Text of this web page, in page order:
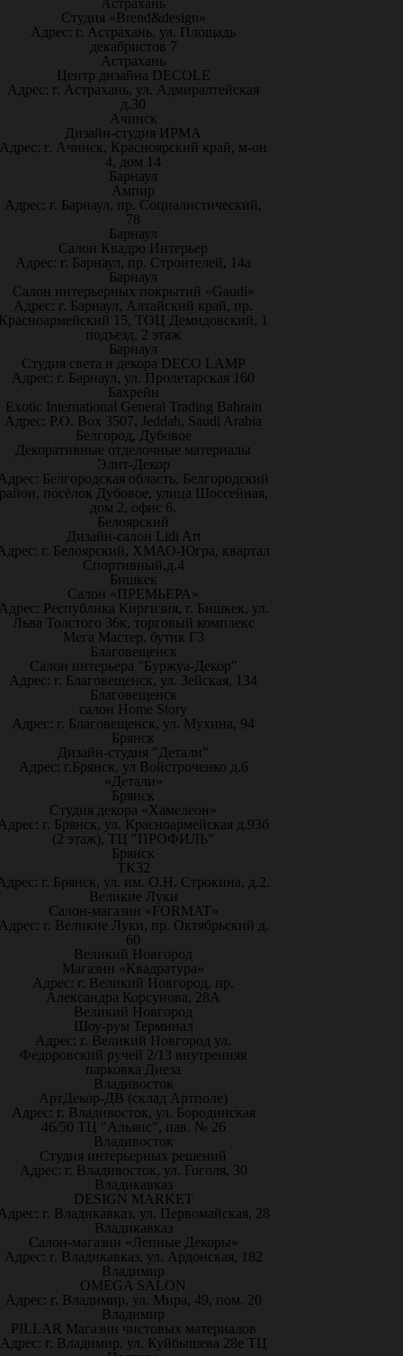
Астрахань
Студия «Brend&design»
Адрес: г. Астрахань, ул. Площадь
декабристов 7
Астрахань
Центр дизайна DECOLE
Адрес: г. Астрахань, ул. Адмиралтейская
д.30
Ачинск
Дизайн-студия ИРМА
Адрес: г. Ачинск, Красноярский край, м-он
4, дом 14
Барнаул
Ампир
Адрес: г. Барнаул, пр. Социалистический,
78
Барнаул
Салон Квадро Интерьер
Адрес: г. Барнаул, пр. Строителей, 14а
Барнаул
Салон интерьерных покрытий «Gaudi»
Адрес: г. Барнаул, Алтайский край, пр.
15, ТОЦ Демидовский, 1
подъезд, 2 этаж
Барнаул
Студия света и декора DECO LAMP
Адрес: г. Барнаул, ул. Пролетарская 160
Бахрейн
Exotic International General Trading Bahrain
Адрес: P.O. Box 3507, Jeddah, Saudi Arabia
Белгород, Дубовое
Декоративные отделочные материалы
Элит-Декор
Белгородская область, Белгородский
посёлок Дубовое, улица Шоссейная,
дом 2, офис 6.
Белоярский
Дизайн-салон Lidi Art
г. Белоярский, ХМАО-Югра, квартал
Спортивный,д.4
Бишкек
Салон «ПРЕМЬЕРА»
Республика Киргизия, г. Бишкек, ул.
Льва Толстого 36к, торговый комплекс
Мега Мастер, бутик Г3
Благовещенск
Салон интерьера "Буржуа-Декор"
Адрес: г. Благовещенск, ул. Зейская, 134
Благовещенск
салон Home Story
Адрес: г. Благовещенск, ул. Мухина, 94
Брянск
Дизайн-студия "Детали"
Адрес: г.Брянск, ул Войстроченко д.6
«Детали»
Брянск
Студия декора «Хамелеон»
г. Брянск, ул. Красноармейская д.93б
(2 этаж), ТЦ "ПРОФИЛЬ"
Брянск
ТК32
г. Брянск, ул. им. О.Н. Строкина, д.2.
Великие Луки
Салон-магазин «FORMAT»
г. Великие Луки, пр. Октябрьский д.
60
Великий Новгород
Магазин «Квадратура»
Адрес: г. Великий Новгород, пр.
Александра Корсунова, 28А
Великий Новгород
Шоу-рум Терминал
Адрес: г. Великий Новгород ул.
Федоровский ручей 2/13 внутренняя
парковка Диеза
Владивосток
АртДекор-ДВ (склад Артполе)
Адрес: г. Владивосток, ул. Бородинская
46/50 ТЦ "Альянс", пав. № 26
Владивосток
Студия интерьерных решений
Адрес: г. Владивосток, ул. Гоголя, 30
Владикавказ
DESIGN MARKET
г. Владикавказ, ул. Первомайская, 28
Владикавказ
Салон-магазин «Лепные Декоры»
Адрес: г. Владикавказ, ул. Ардонская, 182
Владимир
OMEGA SALON
Адрес: г. Владимир, ул. Мира, 49, пом. 20
Владимир
PILLAR Магазин чистовых материалов
Адрес: г. Владимир, ул. Куйбышева 28е ТЦ